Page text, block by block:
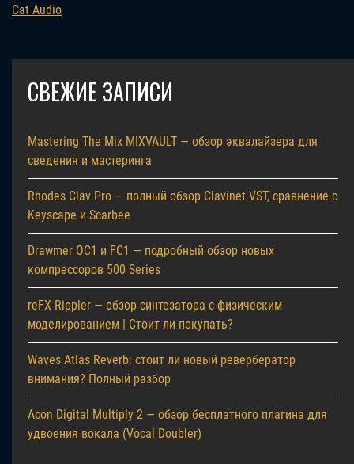
Cat Audio
СВЕЖИЕ ЗАПИСИ
Mastering The Mix MIXVAULT — обзор эквалайзера для
сведения и мастеринга
Rhodes Clav Pro — полный обзор Clavinet VST, сравнение с
Keyscape и Scarbee
Drawmer OC1 и FC1 — подробный обзор новых
компрессоров 500 Series
reFX Rippler — обзор синтезатора с физическим
моделированием | Стоит ли покупать?
Waves Atlas Reverb: стоит ли новый ревербератор
внимания? Полный разбор
Acon Digital Multiply 2 — обзор бесплатного плагина для
удвоения вокала (Vocal Doubler)